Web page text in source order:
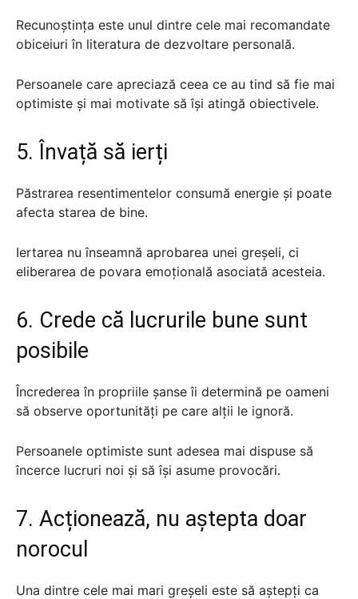
Recunoștința este unul dintre cele mai recomandate
obiceiuri în literatura de dezvoltare personală.
Persoanele care apreciază ceea ce au tind să fie mai
optimiste și mai motivate să își atingă obiectivele.
5. Învață să ierți
Păstrarea resentimentelor consumă energie și poate
afecta starea de bine.
Iertarea nu înseamnă aprobarea unei greșeli, ci
eliberarea de povara emoțională asociată acesteia.
6. Crede că lucrurile bune sunt
posibile
Încrederea în propriile șanse îi determină pe oameni
să observe oportunități pe care alții le ignoră.
Persoanele optimiste sunt adesea mai dispuse să
încerce lucruri noi și să își asume provocări.
7. Acționează, nu aștepta doar
norocul
Una dintre cele mai mari greșeli este să aștepți ca